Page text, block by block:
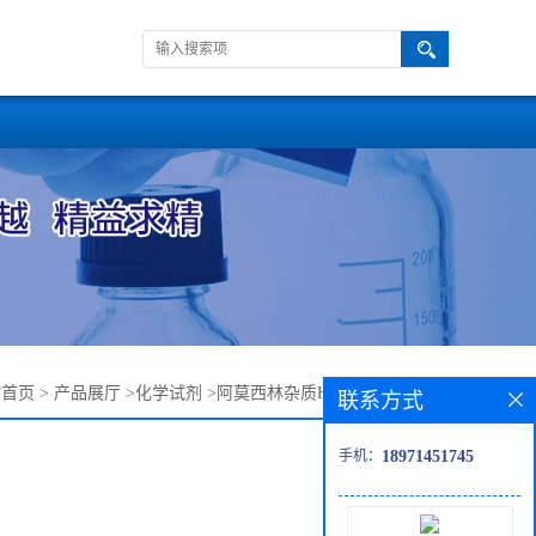
页 > 产品展厅 >化学试剂 > 阿莫西林杂质H——205826-86-4
联系方式
手机： 18971451745